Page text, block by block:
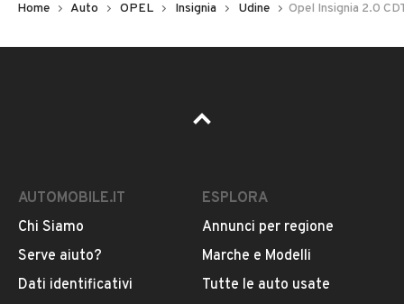
Pubblicità
Home Auto OPEL Insignia Udine Opel Insignia 2.0
AUTOMOBILE.IT
Chi Siamo
Serve aiuto?
Dati identificativi
ESPLORA
Annunci per regione
Marche e Modelli
Tutte le auto usate